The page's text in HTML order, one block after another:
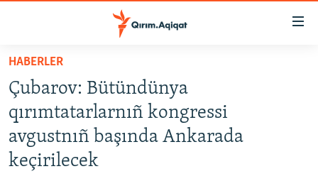
Esas
qaytmaq
Baş
navigatsiyağa
qaytmaq
Qıdıruvğa
HABERLER
SİYASET
İQTİSADİYAT
CEMİYET
HABERLER
Çubarov: Bütündünya
qırımtatarlarnıñ kongressi
avgustnıñ başında Ankarada
keçirilecek